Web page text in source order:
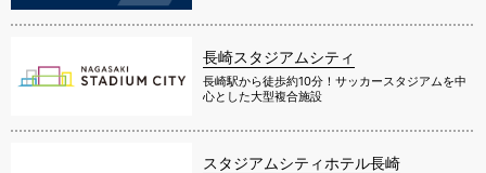
長崎スタジアムシティ
長崎駅から徒歩約10分！サッカースタジアムを中
心とした大型複合施設
スタジアムシティホテル長崎